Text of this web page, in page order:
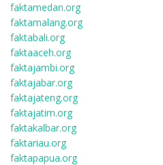
faktamedan.org
faktamalang.org
faktabali.org
faktaaceh.org
faktajambi.org
faktajabar.org
faktajateng.org
faktajatim.org
faktakalbar.org
faktariau.org
faktapapua.org